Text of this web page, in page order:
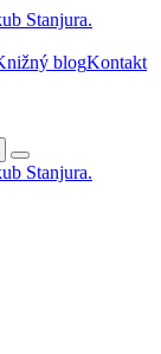
blogKontakt